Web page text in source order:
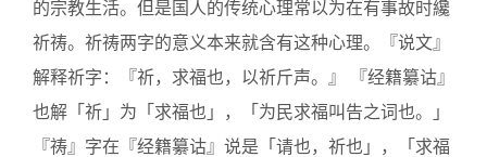
的宗教生活。但是国人的传统心理常以为在有事故时纔
祈祷。祈祷两字的意义本来就含有这种心理。『说文』
解释祈字：『祈，求福也，以祈斤声。』 『经籍纂诂』
也解「祈」为「求福也」，「为民求福叫告之词也。」
『祷』字在『经籍纂诂』说是「请也，祈也」，「求福